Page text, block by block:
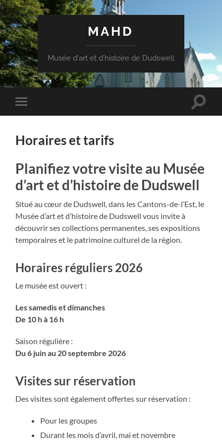
MAHD
Musée d'art et d'histoire de Dudswell
Basculer
le
mobile
Horaires et tarifs
Planifiez votre visite au Musée
d’art et d’histoire de Dudswell
Situé au cœur de Dudswell, dans les Cantons-de-l’Est, le
Musée d’art et d’histoire de Dudswell vous invite à
découvrir ses collections permanentes, ses expositions
temporaires et le patrimoine culturel de la région.
Horaires réguliers 2026
Le musée est ouvert :
Les samedis et dimanches
De 10 h à 16 h
Saison régulière :
Du 6 juin au 20 septembre 2026
Visites sur réservation
Des visites sont également offertes sur réservation :
Pour les groupes
Durant les mois d’avril, mai et novembre